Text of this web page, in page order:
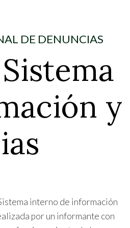
DE DENUNCIAS
y
Sistema interno de información
por un informante con